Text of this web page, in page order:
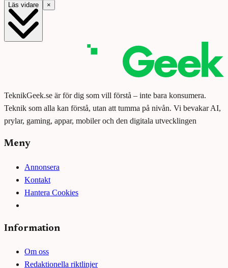
Läs vidare ×
TeknikGeek.se är för dig som vill förstå – inte bara konsumera.
Teknik som alla kan förstå, utan att tumma på nivån. Vi bevakar AI,
prylar, gaming, appar, mobiler och den digitala utvecklingen
Meny
Annonsera
Kontakt
Hantera Cookies
Information
Om oss
Redaktionella riktlinjer